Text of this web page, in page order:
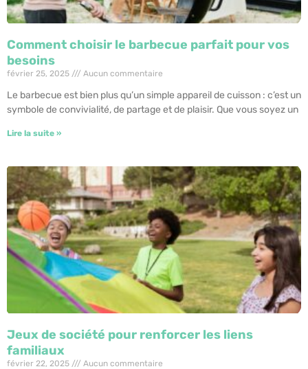
Comment choisir le barbecue parfait pour vos
besoins
février 25, 2025 Aucun commentaire
Le barbecue est bien plus qu’un simple appareil de cuisson : c’est un
symbole de convivialité, de partage et de plaisir. Que vous soyez un
Lire la suite »
Jeux de société pour renforcer les liens
familiaux
février 22, 2025 Aucun commentaire